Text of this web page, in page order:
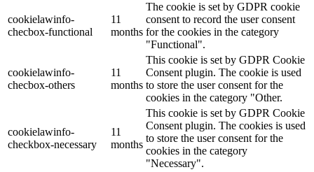
cookielawinfo-
checbox-functional
11
months
The cookie is set by GDPR cookie
consent to record the user consent
for the cookies in the category
"Functional".
cookielawinfo-
checbox-others
11
months
This cookie is set by GDPR Cookie
Consent plugin. The cookie is used
to store the user consent for the
cookies in the category "Other.
cookielawinfo-
checkbox-necessary
11
months
This cookie is set by GDPR Cookie
Consent plugin. The cookies is used
to store the user consent for the
cookies in the category
"Necessary".